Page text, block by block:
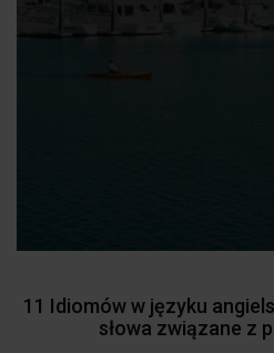
11 Idiomów w języku
słowa związane z